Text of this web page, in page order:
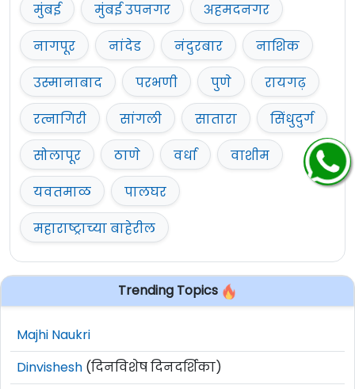
मुंबई
मुंबई उपनगर
अहमदनगर
नागपूर
नांदेड नंदुरबार
नाशिक
उस्मानाबाद
परभणी पुणे
रायगढ़
रत्नागिरी
सांगली सातारा
सिंधुदुर्ग
सोलापूर
ठाणे वर्धा
वाशीम
यवतमाळ
पालघर
महाराष्ट्राच्या बाहेरील
Trending Topics
Majhi Naukri
Dinvishesh (दिनविशेष दिनदर्शिका)